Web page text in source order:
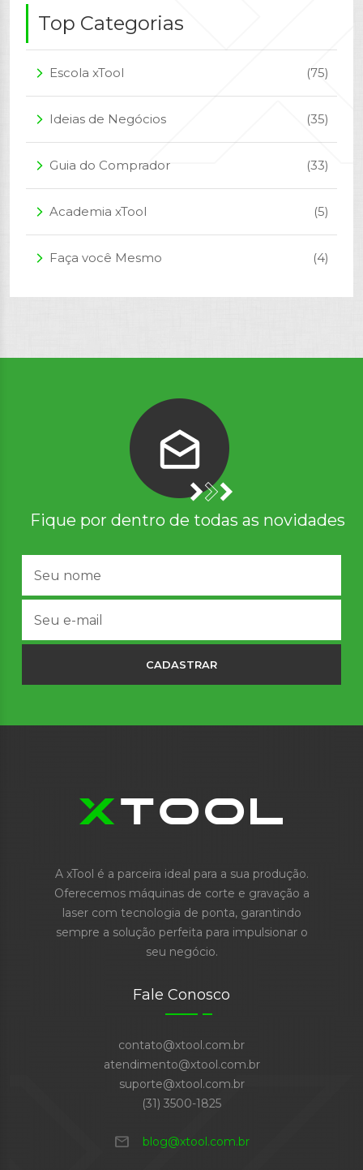
Top Categorias
arrow_forward_ios Escola xTool (75)
arrow_forward_ios Ideias de Negócios (35)
arrow_forward_ios Guia do Comprador (33)
arrow_forward_ios Academia xTool (5)
arrow_forward_ios Faça você Mesmo (4)
Fique por dentro de todas as novidades
CADASTRAR
A xTool é a parceira ideal para a sua produção.
Oferecemos máquinas de corte e gravação a
laser com tecnologia de ponta, garantindo
sempre a solução perfeita para impulsionar o
seu negócio.
Fale Conosco
contato@xtool.com.br
atendimento@xtool.com.br
suporte@xtool.com.br
(31) 3500-1825
mail blog@xtool.com.br